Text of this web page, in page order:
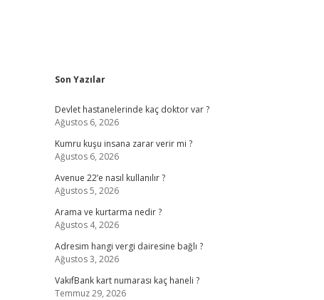
Sidebar
Son Yazılar
Devlet hastanelerinde kaç doktor var ?
Ağustos 6, 2026
Kumru kuşu insana zarar verir mi ?
Ağustos 6, 2026
Avenue 22’e nasıl kullanılır ?
Ağustos 5, 2026
Arama ve kurtarma nedir ?
Ağustos 4, 2026
Adresim hangi vergi dairesine bağlı ?
Ağustos 3, 2026
VakıfBank kart numarası kaç haneli ?
Temmuz 29, 2026